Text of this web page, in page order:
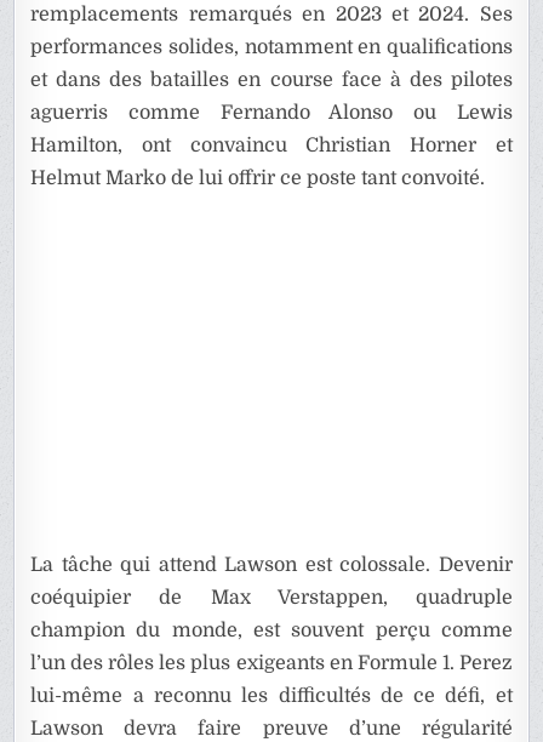
remplacements remarqués en 2023 et 2024. Ses
performances solides, notamment en qualifications
et dans des batailles en course face à des pilotes
aguerris comme Fernando Alonso ou Lewis
Hamilton, ont convaincu Christian Horner et
Helmut Marko de lui offrir ce poste tant convoité.
La tâche qui attend Lawson est colossale. Devenir
coéquipier de Max Verstappen, quadruple
champion du monde, est souvent perçu comme
l’un des rôles les plus exigeants en Formule 1. Perez
lui-même a reconnu les difficultés de ce défi, et
Lawson devra faire preuve d’une régularité